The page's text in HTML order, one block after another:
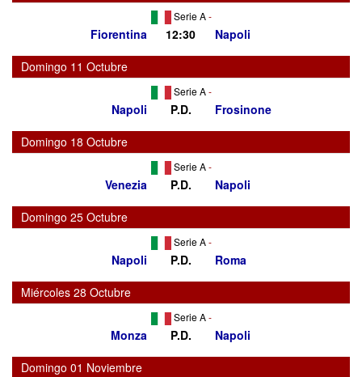
Serie A -
Fiorentina 12:30
Napoli
Domingo 11 Octubre
Serie A -
Napoli P.D.
Frosinone
Domingo 18 Octubre
Serie A -
Venezia P.D.
Napoli
Domingo 25 Octubre
Serie A -
Napoli P.D.
Roma
Miércoles 28 Octubre
Serie A -
Monza P.D.
Napoli
Domingo 01 Noviembre